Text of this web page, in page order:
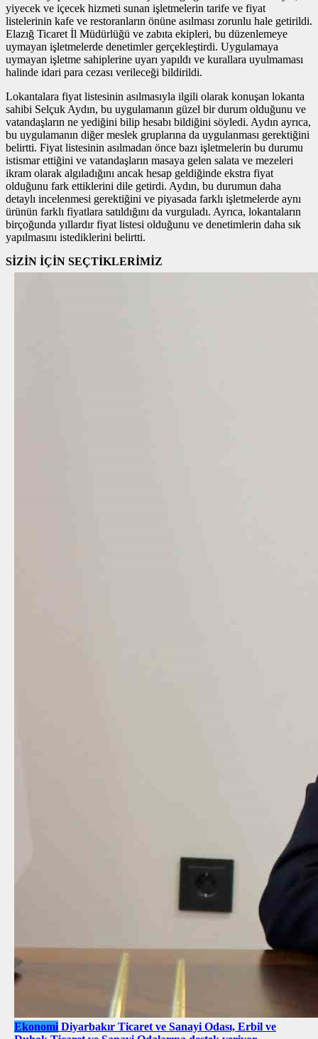
yiyecek ve içecek hizmeti sunan işletmelerin tarife ve fiyat
listelerinin kafe ve restoranların önüne asılması zorunlu hale getirildi.
Elazığ Ticaret İl Müdürlüğü ve zabıta ekipleri, bu düzenlemeye
uymayan işletmelerde denetimler gerçekleştirdi. Uygulamaya
uymayan işletme sahiplerine uyarı yapıldı ve kurallara uyulmaması
halinde idari para cezası verileceği bildirildi.
Lokantalara fiyat listesinin asılmasıyla ilgili olarak konuşan lokanta
sahibi Selçuk Aydın, bu uygulamanın güzel bir durum olduğunu ve
vatandaşların ne yediğini bilip hesabı bildiğini söyledi. Aydın ayrıca,
bu uygulamanın diğer meslek gruplarına da uygulanması gerektiğini
belirtti. Fiyat listesinin asılmadan önce bazı işletmelerin bu durumu
istismar ettiğini ve vatandaşların masaya gelen salata ve mezeleri
ikram olarak algıladığını ancak hesap geldiğinde ekstra fiyat
olduğunu fark ettiklerini dile getirdi. Aydın, bu durumun daha
detaylı incelenmesi gerektiğini ve piyasada farklı işletmelerde aynı
ürünün farklı fiyatlara satıldığını da vurguladı. Ayrıca, lokantaların
birçoğunda yıllardır fiyat listesi olduğunu ve denetimlerin daha sık
yapılmasını istediklerini belirtti.
SİZİN İÇİN SEÇTİKLERİMİZ
Ekonomi Diyarbakır Ticaret ve Sanayi Odası, Erbil ve